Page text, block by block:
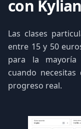
con
Las clases
entre 15 y 50
para la mayoría
cuando
progreso real.